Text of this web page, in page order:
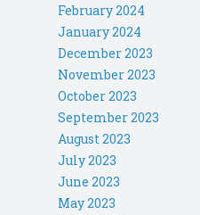
February 2024
January 2024
December 2023
November 2023
October 2023
September 2023
August 2023
July 2023
June 2023
May 2023